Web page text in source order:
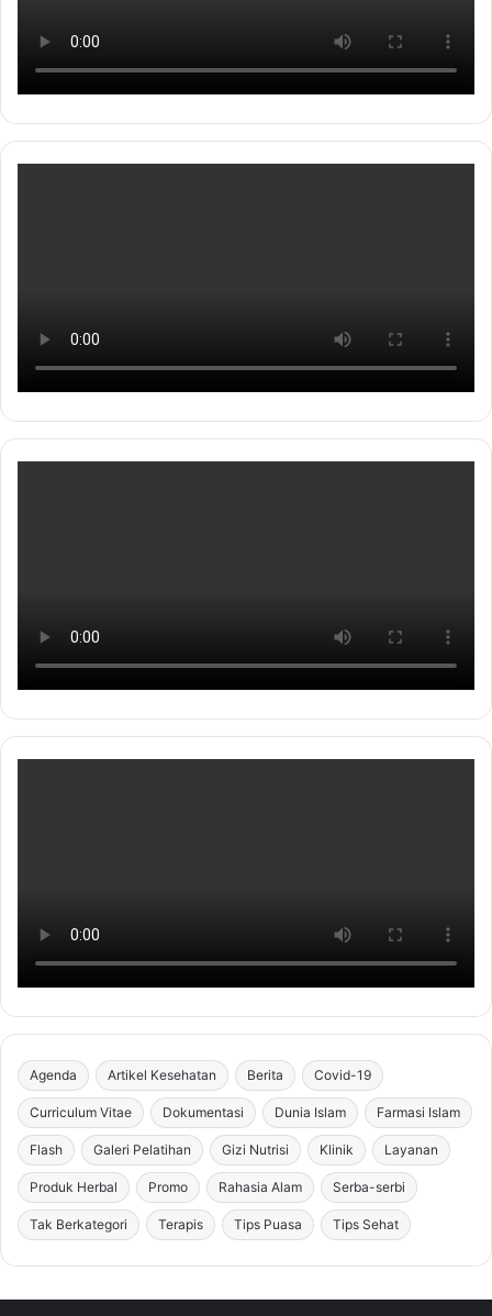
Agenda Artikel Kesehatan Berita Covid-19
Curriculum Vitae Dokumentasi Dunia Islam Farmasi Islam
Flash Galeri Pelatihan Gizi Nutrisi Klinik Layanan
Produk Herbal Promo Rahasia Alam Serba-serbi
Tak Berkategori Terapis Tips Puasa Tips Sehat